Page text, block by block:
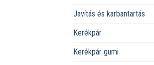
Javítás és karbantartás
Kerékpár
Kerékpár gumi